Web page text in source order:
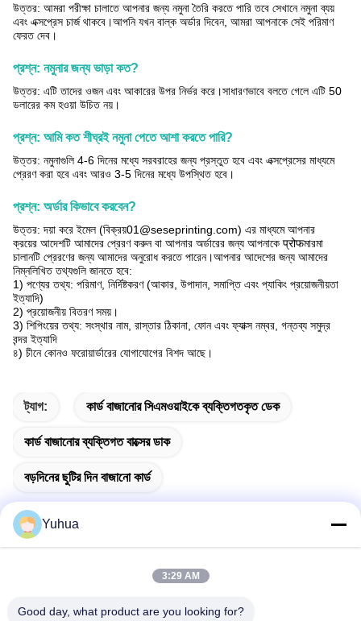
উত্তর: আমরা পরীক্ষা চালাতে আপনার জন্য নমুনা তৈরি করতে পারি তবে সেখানে নমুনা ব্যয়
এবং এক্সপ্রেস চার্জ থাকবে।আপনি যখন বাল্ক অর্ডার দিবেন, আমরা আপনাকে সেই পরিমাণ
ফেরত দেব।
প্রশ্ন: নমুনার জন্য ভাড়া কত?
উত্তর: এটি তাদের ওজন এবং আকারের উপর নির্ভর করে।সাধারণভাবে বলতে গেলে এটি 50
ডলারের কম হওয়া উচিত নয়।
প্রশ্ন: আমি কত শীঘ্রই নমুনা পেতে আশা করতে পারি?
উত্তর: নমুনাগুলি 4-6 দিনের মধ্যে সরবরাহের জন্য প্রস্তুত হবে এবং এক্সপ্রেসের মাধ্যমে
প্রেরণ করা হবে এবং আরও 3-5 দিনের মধ্যে উপস্থিত হবে।
প্রশ্ন: অর্ডার কিভাবে করবেন?
উত্তর: দয়া করে ইমেল (বিক্রয়01@seseprinting.com) এর মাধ্যমে আপনার
ক্রয়ের আদেশটি আমাদের প্রেরণ করুন বা আপনার অর্ডারের জন্য আপনাকে प्रोफমারমা
চালানটি প্রেরণের জন্য আমাদের অনুরোধ করতে পারেন।আপনার আদেশের জন্য আমাদের
নিম্নলিখিত তথ্যগুলি জানতে হবে:
1) পণ্যের তথ্য: পরিমাণ, নির্দিষ্টকরণ (আকার, উপাদান, সমাপ্তি এবং প্যাকিং প্রয়োজনীয়তা
ইত্যাদি)
2) প্রয়োজনীয় বিতরণ সময়।
3) শিপিংয়ের তথ্য: সংস্থার নাম, রাস্তার ঠিকানা, ফোন এবং ফ্যাক্স নম্বর, গন্তব্য সমুদ্র
বন্দর ইত্যাদি
৪) চীনে কোনও ফরোয়ার্ডারের যোগাযোগের বিশদ আছে।
ট্যাগ: কার্ড বাজানোর সিএমওয়াইকে ব্যক্তিগতকৃত ডেক
কার্ড বাজানোর ব্যক্তিগত বাক্সের ডাক
বড়দিনের ছুটির দিন বাজানো কার্ড
ঠিকানা
Yuhua
3:29 AM
Good day, what product are you looking for?